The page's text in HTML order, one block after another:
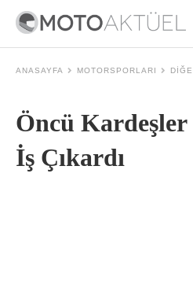
ANASAYFA MOTORSPORLARI
Öncü
İş Çıkardı